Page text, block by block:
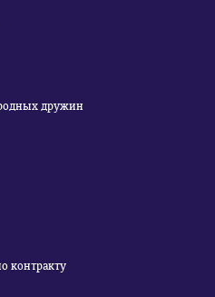
дружин
контракту